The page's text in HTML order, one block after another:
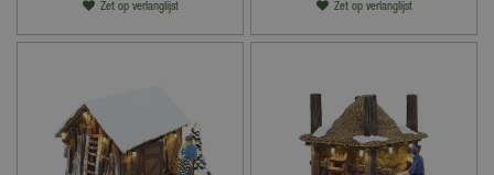
Zet op verlanglijst Zet op verlanglijst